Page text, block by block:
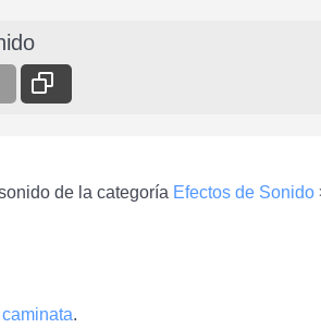
de la categoría Efectos de Sonido
.